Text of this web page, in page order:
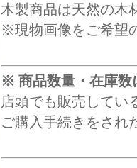
木製商品は天然の木
※現物画像をご希望
※ 商品数量・在庫
店頭でも販売してい
ご購入手続きをされ